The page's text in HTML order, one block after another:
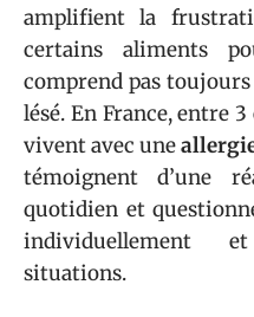
amplifient la
certains aliments
comprend pas
lésé. En France, entre
vivent avec une
témoignent d’une
quotidien et
individuellement
situations.